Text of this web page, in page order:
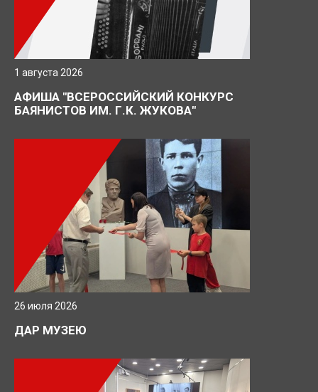
1 августа 2026
АФИША "ВСЕРОССИЙСКИЙ КОНКУРС
БАЯНИСТОВ ИМ. Г.К. ЖУКОВА"
26 июля 2026
ДАР МУЗЕЮ
Нажимая кнопку, я даю согласие на обработку
персональных данных.
ОТПРАВИТЬ ЗАЯВКУ